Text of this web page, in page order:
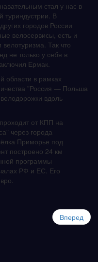
стал у нас в
туриндустрии. В
городов России
велосервисы, есть и
Так что
не только у себя в
Ермак.
области в рамках
"Россия — Польша
вдоль
от КПП на
через города
Приморье под
построено 24 км
программы
РФ и ЕС. Его
Вперед